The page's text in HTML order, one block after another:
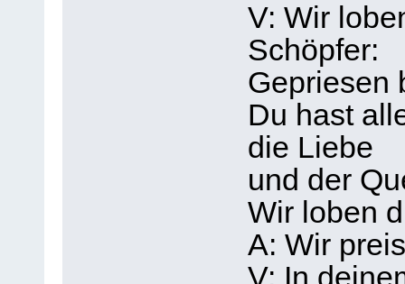
V: Wir
Schöpfer:
Gepriesen
Du hast
die Liebe
und der
Wir loben
A: Wir